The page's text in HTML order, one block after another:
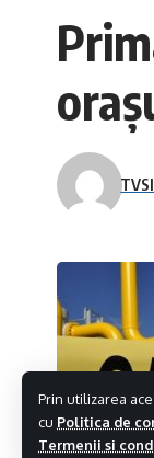
Prin utilizarea
cu Politica de
Termenii si